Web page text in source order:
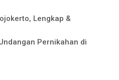
Lengkap &
Pernikahan di